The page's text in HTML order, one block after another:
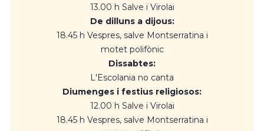
13.00 h Salve i Virolai
De dilluns a dijous:
18.45 h Vespres, salve Montserratina i
motet polifònic
Dissabtes:
L'Escolania no canta
Diumenges i festius religiosos:
12.00 h Salve i Virolai
18.45 h Vespres, salve Montserratina i